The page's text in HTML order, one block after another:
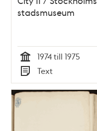
stadsmuseum
Tid
1974 till 1975
Typ
Text